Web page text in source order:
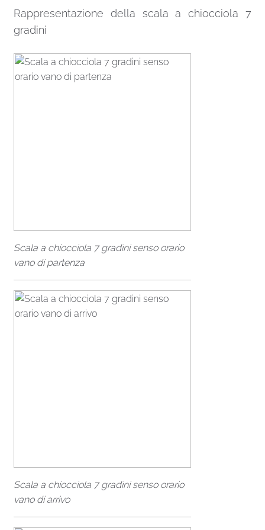
Rappresentazione della scala a chiocciola 7
gradini
Scala a chiocciola 7 gradini senso orario
vano di partenza
Scala a chiocciola 7 gradini senso orario
vano di arrivo